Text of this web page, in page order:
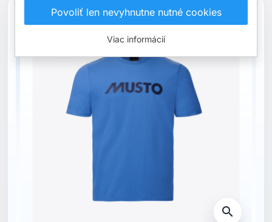
Vypredané
search
Povoliť len nevyhnutne nutné cookies
Viac informácií